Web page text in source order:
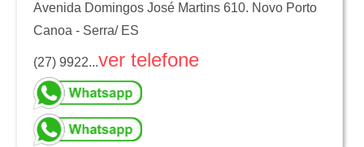
Avenida Domingos José Martins 610. Novo Porto
Canoa - Serra/ ES
(27) 9922...ver telefone